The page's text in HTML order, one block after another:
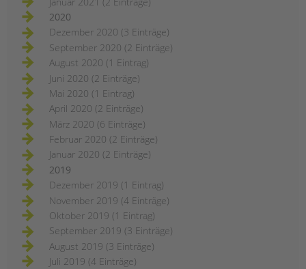
2020
Dezember 2020 (3 Einträge)
September 2020 (2 Einträge)
August 2020 (1 Eintrag)
Juni 2020 (2 Einträge)
Mai 2020 (1 Eintrag)
April 2020 (2 Einträge)
März 2020 (6 Einträge)
Februar 2020 (2 Einträge)
Januar 2020 (2 Einträge)
2019
Dezember 2019 (1 Eintrag)
November 2019 (4 Einträge)
Oktober 2019 (1 Eintrag)
September 2019 (3 Einträge)
August 2019 (3 Einträge)
Juli 2019 (4 Einträge)